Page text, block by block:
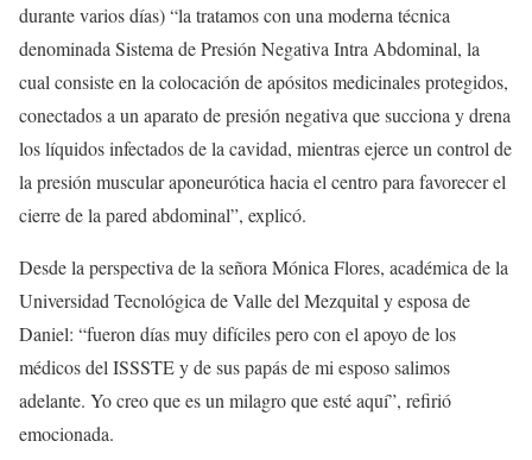
durante varios días) “la tratamos con una moderna técnica
denominada Sistema de Presión Negativa Intra Abdominal, la
cual consiste en la colocación de apósitos medicinales protegidos,
conectados a un aparato de presión negativa que succiona y drena
los líquidos infectados de la cavidad, mientras ejerce un control de
la presión muscular aponeurótica hacia el centro para favorecer el
cierre de la pared abdominal”, explicó.
Desde la perspectiva de la señora Mónica Flores, académica de la
Universidad Tecnológica de Valle del Mezquital y esposa de
Daniel: “fueron días muy difíciles pero con el apoyo de los
médicos del ISSSTE y de sus papás de mi esposo salimos
adelante. Yo creo que es un milagro que esté aquí”, refirió
emocionada.